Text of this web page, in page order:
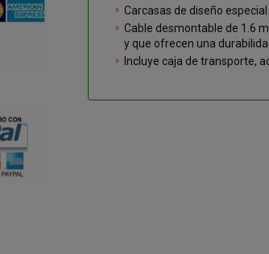
Carcasas de diseño
Cable desmontable de 1.6
y que ofrecen una
Incluye caja de transporte,